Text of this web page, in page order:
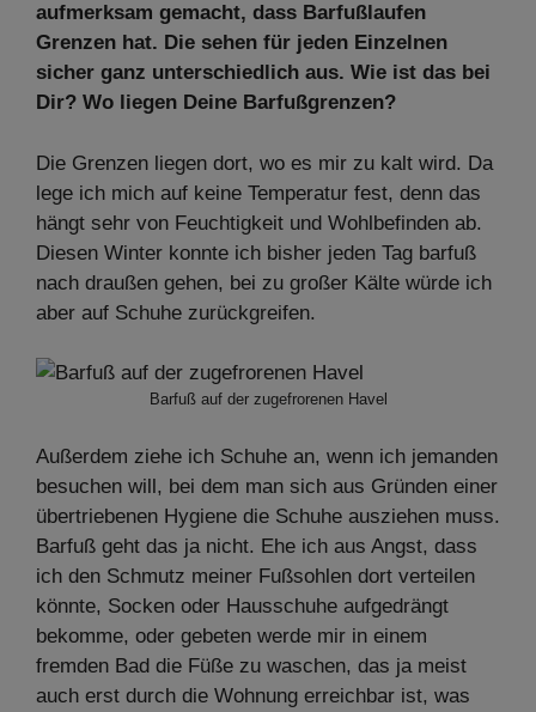
aufmerksam gemacht, dass Barfußlaufen
Grenzen hat. Die sehen für jeden Einzelnen
sicher ganz unterschiedlich aus. Wie ist das bei
Dir? Wo liegen Deine Barfußgrenzen?
Die Grenzen liegen dort, wo es mir zu kalt wird. Da
lege ich mich auf keine Temperatur fest, denn das
hängt sehr von Feuchtigkeit und Wohlbefinden ab.
Diesen Winter konnte ich bisher jeden Tag barfuß
nach draußen gehen, bei zu großer Kälte würde ich
aber auf Schuhe zurückgreifen.
Barfuß auf der zugefrorenen Havel
Außerdem ziehe ich Schuhe an, wenn ich jemanden
besuchen will, bei dem man sich aus Gründen einer
übertriebenen Hygiene die Schuhe ausziehen muss.
Barfuß geht das ja nicht. Ehe ich aus Angst, dass
ich den Schmutz meiner Fußsohlen dort verteilen
könnte, Socken oder Hausschuhe aufgedrängt
bekomme, oder gebeten werde mir in einem
fremden Bad die Füße zu waschen, das ja meist
auch erst durch die Wohnung erreichbar ist, was